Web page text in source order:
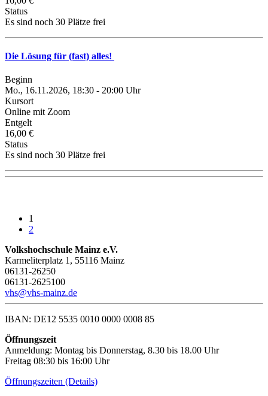
Status
Es sind noch 30 Plätze frei
Die Lösung für (fast) alles!
Beginn
Mo., 16.11.2026, 18:30 - 20:00 Uhr
Kursort
Online mit Zoom
Entgelt
16,00 €
Status
Es sind noch 30 Plätze frei
1
2
Volkshochschule Mainz e.V.
Karmeliterplatz 1, 55116 Mainz
06131-26250
06131-2625100
vhs@vhs-mainz.de
IBAN: DE12 5535 0010 0000 0008 85
Öffnungszeit
Anmeldung: Montag bis Donnerstag, 8.30 bis 18.00 Uhr
Freitag 08:30 bis 16:00 Uhr
Öffnungszeiten (Details)